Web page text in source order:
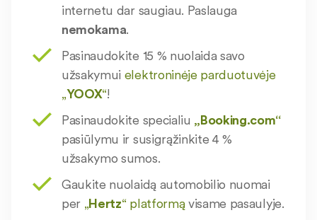
internetu dar saugiau. Paslauga
nemokama.
Pasinaudokite 15 % nuolaida savo
užsakymui elektroninėje parduotuvėje
„YOOX“!
Pasinaudokite specialiu „Booking.com“
pasiūlymu ir susigrąžinkite 4 %
užsakymo sumos.
Gaukite nuolaidą automobilio nuomai
per „Hertz“ platformąvisame pasaulyje.